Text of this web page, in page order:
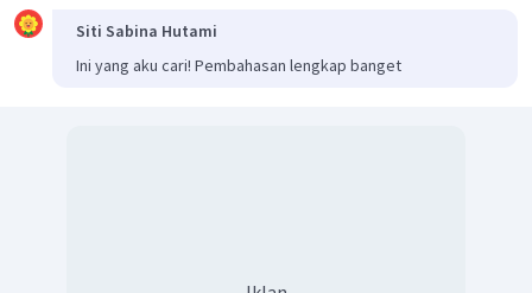
Siti Sabina Hutami
Ini yang aku cari! Pembahasan lengkap banget